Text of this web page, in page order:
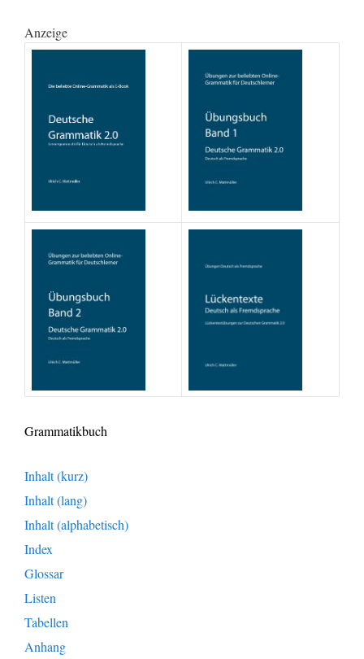
Anzeige
Grammatikbuch
Inhalt (kurz)
Inhalt (lang)
Inhalt (alphabetisch)
Index
Glossar
Listen
Tabellen
Anhang